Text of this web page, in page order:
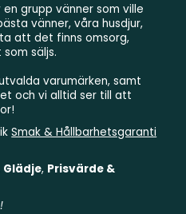
grupp vänner som ville
vänner, våra husdjur,
att det finns omsorg,
säljs.
varumärken, samt
och vi alltid ser till att
Smak & Hållbarhetsgaranti
Glädje, Prisvärde &